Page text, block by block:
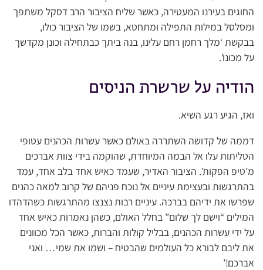
החוגים בעירנו המעטירה, כאשר שליח הציבור הרב דסקל משתפך
ומסלסל במילות התפילה ומתחטא, בשמו של הציבור כולו,
בבקשת ‘מלך רחמן רחם עלינו, בנה ביתך כבתחילה וכונן מקדשך
על מכונו’.
הודיה על שרשרת הניסים
ואז, הגיע רגע השיא.
דממה של קדושה השתררה באולם כאשר עשרות הכהנים עטופי
הטליתות עלו אל הבמה המיוחדת, שהוקמה בידי צוות אברכים
מ’טיפ הפקות’. הציבור האדיר, שעמד כאיש אחד בלב אחד, עמד
בהתרגשות ובעצימת עיניים אל נוכח פניהם של קרוב למאה כהנים
שפרשו את ידיהם בברכה. עיניים רבות נצנצו מהתרגשות כשהדהדו
המילים “וישם לך שלום” בחלל האולם, כשהן נאמרות כאיש אחד
על ידי עשרות הכהנים, בבליל קולות והברות, כאשר הכל מכוונים
את ליבם לבורא כל העולמים שהבטיח – ושמו את שמי… ואני
אברכם!’